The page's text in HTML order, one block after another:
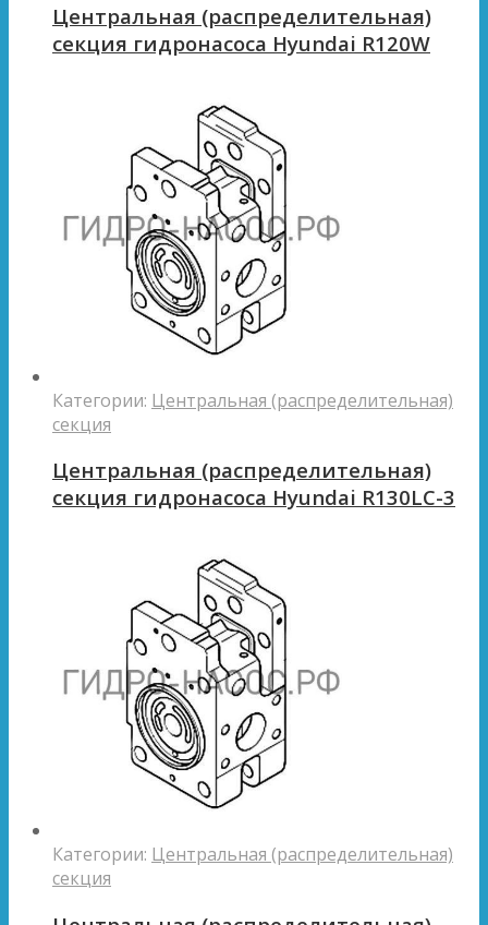
Центральная (распределительная)
секция гидронасоса Hyundai R120W
Категории: Центральная (распределительная)
секция
Центральная (распределительная)
секция гидронасоса Hyundai R130LC-3
Категории: Центральная (распределительная)
секция